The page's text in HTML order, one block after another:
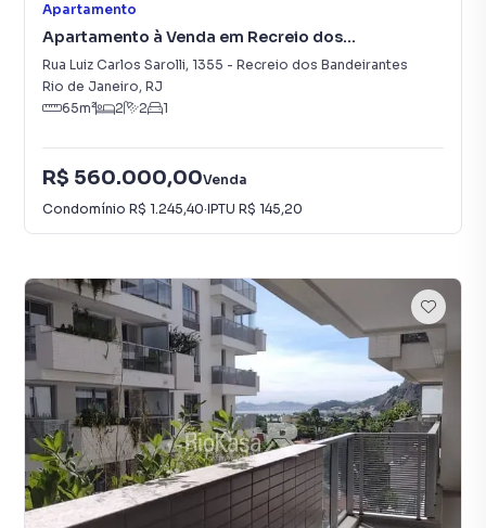
Apartamento
Apartamento à Venda em Recreio dos
Bandeirantes
Rua Luiz Carlos Sarolli, 1355 - Recreio dos Bandeirantes
Rio de Janeiro, RJ
65m² 2 2 1
R$ 560.000,00Venda
Condomínio R$ 1.245,40·IPTU R$ 145,20